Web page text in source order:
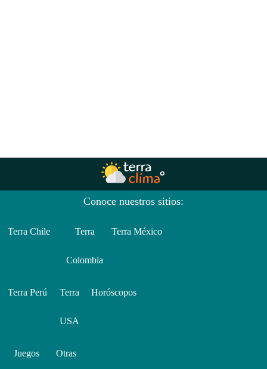
Conoce nuestros sitios:
Terra Chile Terra
Colombia
Terra México
Terra Perú Terra
USA
Horóscopos
Juegos Otras